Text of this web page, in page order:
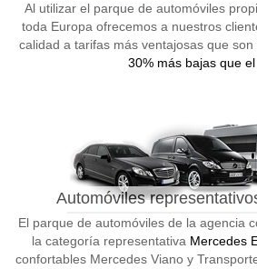
Al utilizar el parque de automóviles
toda Europa ofrecemos a nuestros
calidad a tarifas más ventajosas que
30% más bajas que
Automóviles
El parque de automóviles de la agencia
la categoría representativa Mercedes
confortables Mercedes Viano y